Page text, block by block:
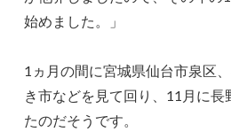
始めました。」
1ヵ月の間に宮城県仙台市泉区
き市などを見て回り、11月に長
たのだそうです。